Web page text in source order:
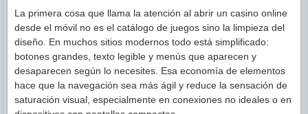
La primera cosa que llama la atención al abrir un casino online
desde el móvil no es el catálogo de juegos sino la limpieza del
diseño. En muchos sitios modernos todo está simplificado:
botones grandes, texto legible y menús que aparecen y
desaparecen según lo necesites. Esa economía de elementos
hace que la navegación sea más ágil y reduce la sensación de
saturación visual, especialmente en conexiones no ideales o en